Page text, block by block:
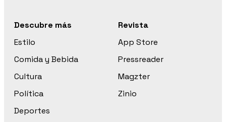
Descubre más
Estilo
Comida y Bebida
Cultura
Política
Deportes
Revista
App Store
Pressreader
Magzter
Zinio